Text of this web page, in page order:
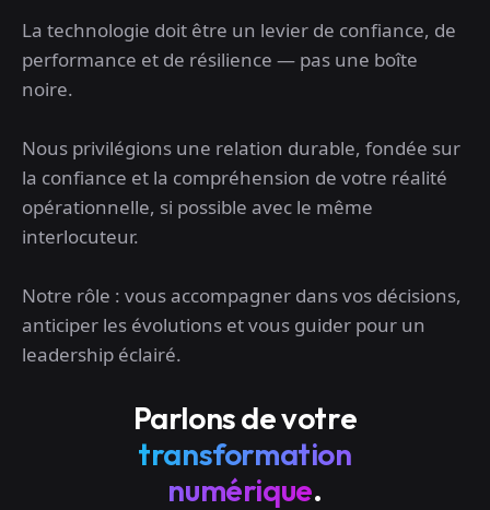
La technologie doit être un levier de confiance, de
performance et de résilience — pas une boîte
noire.
Nous privilégions une relation durable, fondée sur
la confiance et la compréhension de votre réalité
opérationnelle, si possible avec le même
interlocuteur.
Notre rôle : vous accompagner dans vos décisions,
anticiper les évolutions et vous guider pour un
leadership éclairé.
Parlons de votre
transformation
numérique.